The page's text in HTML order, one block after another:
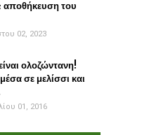
αποθήκευση του
02, 2023
ολοζώντανη!
σε μελίσσι και
01, 2016